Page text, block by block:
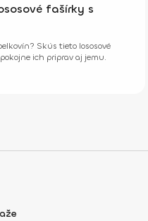
fašírky s
Skús tieto lososové
ich priprav aj jemu.